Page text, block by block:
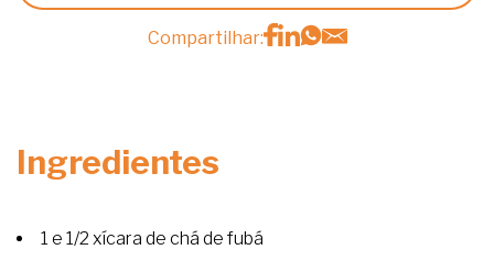
Compartilhar:
Ingredientes
1 e 1/2 xícara de chá de fubá